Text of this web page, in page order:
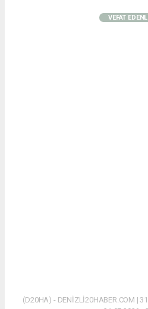
VEFAT
(D20HA) - DENİZLİ20HABER.COM |